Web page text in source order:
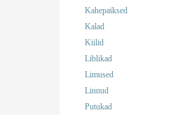
Kahepaiksed
Kalad
Kiilid
Liblikad
Limused
Linnud
Putukad